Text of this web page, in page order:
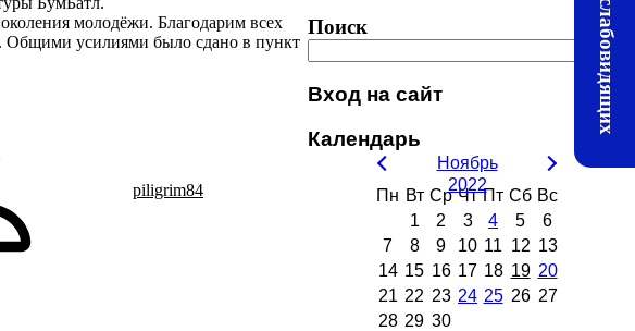
молодёжи. Благодарим всех
Общими усилиями было сдано в пункт
piligrim84
Поиск
Вход на сайт
Календарь
Ноябрь
2022
Пн Вт Ср Чт Пт Сб Вс
1
2 3 4 5
6
7
8 9 10 11 12 13
14 15 16 17 18 19 20
21 22 23 24 25 26 27
28 29 30